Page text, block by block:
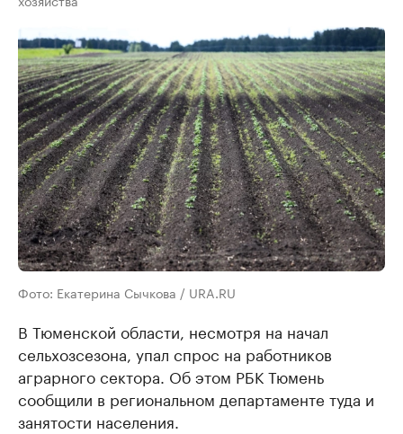
Фото: Екатерина Сычкова / URA.RU
В Тюменской области, несмотря на начал
сельхозсезона, упал спрос на работников
аграрного сектора. Об этом РБК Тюмень
сообщили в региональном департаменте туда и
занятости населения.